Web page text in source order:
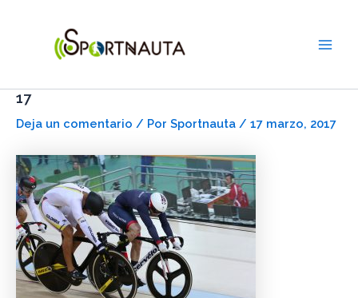
17
Deja un comentario / Por Sportnauta / 17 marzo, 2017
entradas